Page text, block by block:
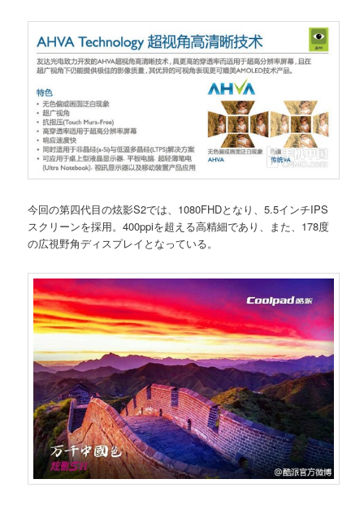
今回の第四代目の炫影S2では、1080FHDとなり、5.5インチIPS
スクリーンを採用。400ppiを超える高精細であり、また、178度
の広視野角ディスプレイとなっている。